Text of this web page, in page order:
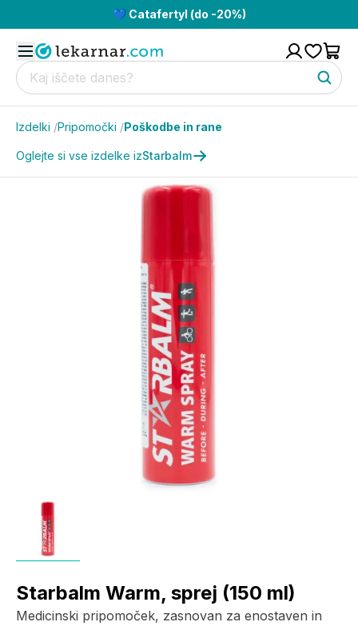
💙 Catafertyl (do -20%)
Izdelki /Pripomočki /Poškodbe in rane
Oglejte si vse izdelke izStarbalm
Starbalm Warm, sprej (150 ml)
Medicinski pripomoček, zasnovan za enostaven in